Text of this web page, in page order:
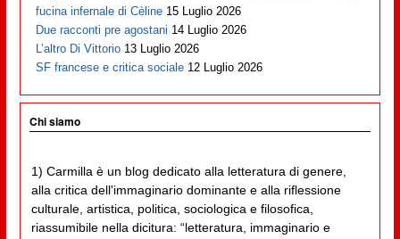
fucina infernale di Cèline 15 Luglio 2026
Due racconti pre agostani 14 Luglio 2026
L’altro Di Vittorio 13 Luglio 2026
SF francese e critica sociale 12 Luglio 2026
Chi siamo
1) Carmilla è un blog dedicato alla letteratura di genere,
alla critica dell'immaginario dominante e alla riflessione
culturale, artistica, politica, sociologica e filosofica,
riassumibile nella dicitura: “letteratura, immaginario e